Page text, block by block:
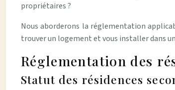
propriétaires ?
Nous aborderons la réglementation
trouver un logement et vous installer dans
Réglementation des
Statut des résidences